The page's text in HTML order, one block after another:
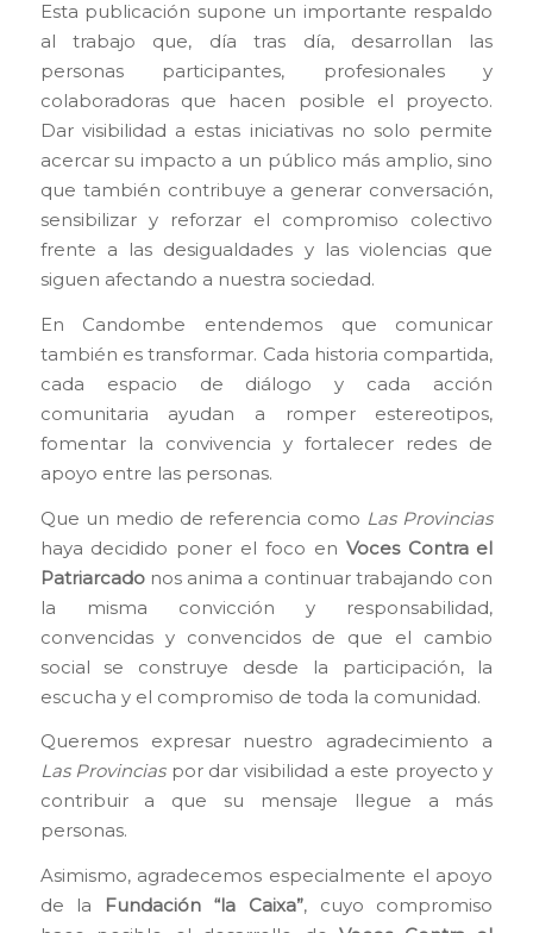
Esta publicación supone un importante respaldo
al trabajo que, día tras día, desarrollan las
personas participantes, profesionales y
colaboradoras que hacen posible el proyecto.
Dar visibilidad a estas iniciativas no solo permite
acercar su impacto a un público más amplio, sino
que también contribuye a generar conversación,
sensibilizar y reforzar el compromiso colectivo
frente a las desigualdades y las violencias que
siguen afectando a nuestra sociedad.
En Candombe entendemos que comunicar
también es transformar. Cada historia compartida,
cada espacio de diálogo y cada acción
comunitaria ayudan a romper estereotipos,
fomentar la convivencia y fortalecer redes de
apoyo entre las personas.
Que un medio de referencia como Las Provincias
haya decidido poner el foco en Voces Contra el
Patriarcadonos anima a continuar trabajando con
la misma convicción y responsabilidad,
convencidas y convencidos de que el cambio
social se construye desde la participación, la
escucha y el compromiso de toda la comunidad.
Queremos expresar nuestro agradecimiento a
Las Provinciaspor dar visibilidad a este proyecto y
contribuir a que su mensaje llegue a más
personas.
Asimismo, agradecemos especialmente el apoyo
de la Fundación “la Caixa”, cuyo compromiso